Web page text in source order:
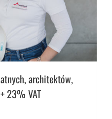
architektów,
23% VAT